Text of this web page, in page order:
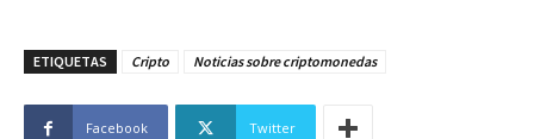
ETIQUETAS Cripto Noticias sobre criptomonedas
Facebook Twitter